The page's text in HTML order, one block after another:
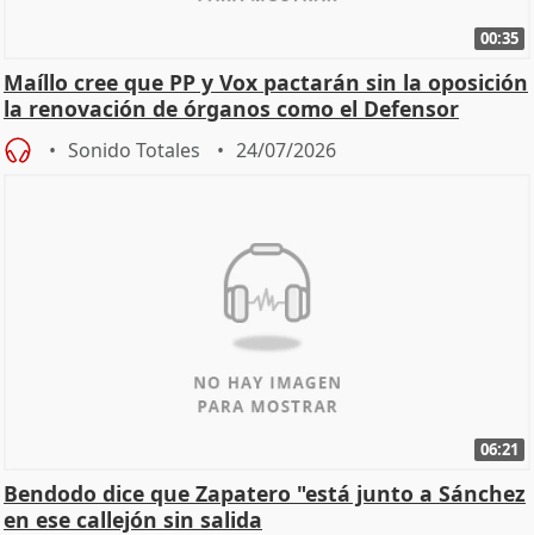
00:35
Maíllo cree que PP y Vox pactarán sin la oposición
la renovación de órganos como el Defensor
Sonido Totales 24/07/2026
06:21
Bendodo dice que Zapatero "está junto a Sánchez
en ese callejón sin salida